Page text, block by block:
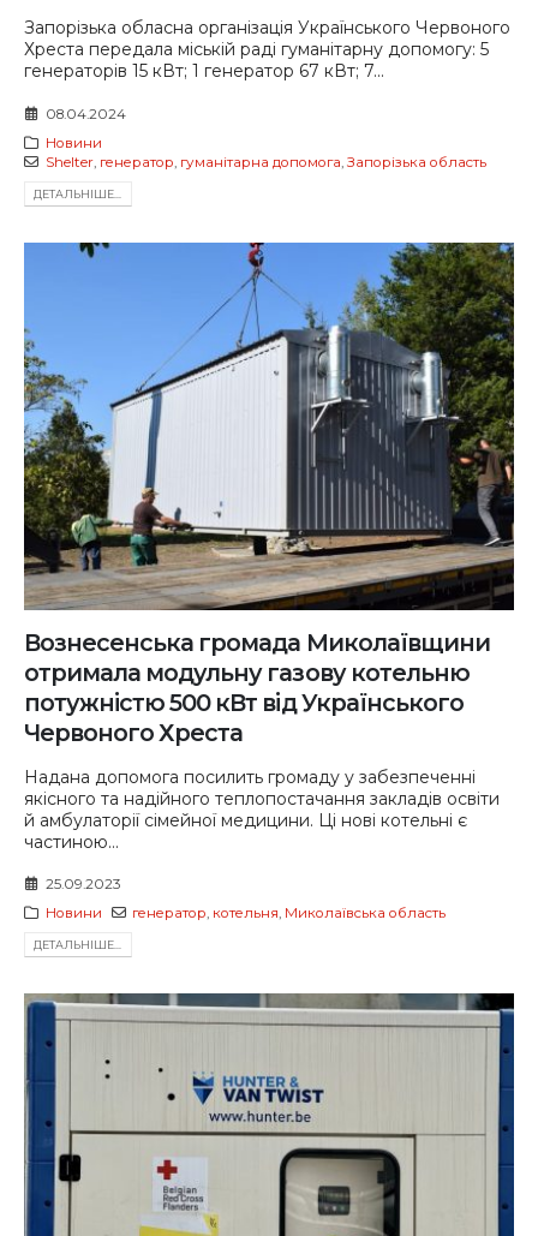
Запорізька обласна організація Українського Червоного
Хреста передала міській раді гуманітарну допомогу: 5
генераторів 15 кВт; 1 генератор 67 кВт; 7...
08.04.2024
Новини
Shelter, генератор гуманітарна допомога Запорізька область
ДЕТАЛЬНIШЕ...
Вознесенська громада Миколаївщини
отримала модульну газову котельню
потужністю 500 кВт від Українського
Червоного Хреста
Надана допомога посилить громаду у забезпеченні
якісного та надійного теплопостачання закладів освіти
й амбулаторії сімейної медицини. Ці нові котельні є
частиною...
25.09.2023
Новини
генератор, котельня, Миколаївська область
ДЕТАЛЬНIШЕ...